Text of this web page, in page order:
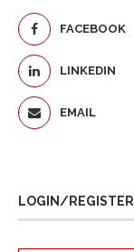
FACEBOOK
LINKEDIN
EMAIL
LOGIN/REGISTER